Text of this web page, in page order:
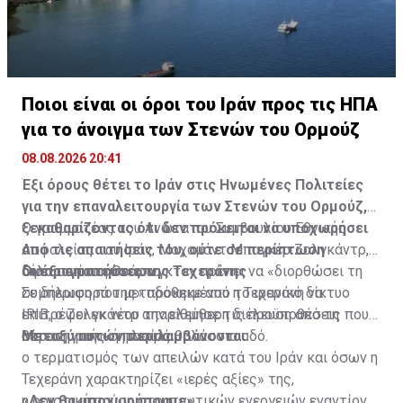
Ποιοι είναι οι όροι του Ιράν προς τις ΗΠΑ
για το άνοιγμα των Στενών του Ορμούζ
08.08.2026 20:41
Έξι όρους θέτει το Ιράν στις Ηνωμένες Πολιτείες
για την επαναλειτουργία των Στενών του Ορμούζ,
ξεκαθαρίζοντας ότι δεν πρόκειται να υποχωρήσει
από τις απαιτήσεις του, ούτε σε περίπτωση
διαπραγματεύσεων.
Ο γραμματέας του Ανώτατου Συμβουλίου Εθνικής
Ασφαλείας του Ιράν, Μοχαμάντ Μπαγκέρ Ζολγκάντρ,
δήλωσε ότι η Ουάσινγκτον πρέπει να «διορθώσει τη
συμπεριφορά της» προκειμένου η Τεχεράνη να
επιτρέψει εκ νέου την ελεύθερη διέλευση από τη
στρατηγικής σημασίας θαλάσσια οδό.
Οι έξι απαιτήσεις της Τεχεράνης
Σε δήλωση που μεταδόθηκε από το ιρανικό δίκτυο
IRIB, ο Ζολγκάντρ απαρίθμησε τις προϋποθέσεις που
θέτει η ιρανική πλευρά.
Μεταξύ αυτών περιλαμβάνονται:
ο τερματισμός των απειλών κατά του Ιράν και όσων η
Τεχεράνη χαρακτηρίζει «ιερές αξίες» της,